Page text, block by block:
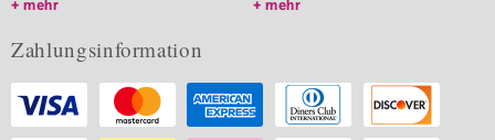
mehr
mehr
Zahlungsinformation